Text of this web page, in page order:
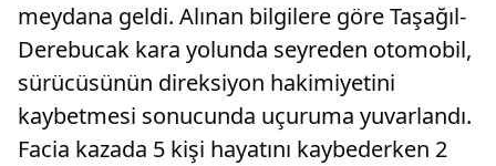
meydana geldi. Alınan bilgilere göre Taşağıl-
Derebucak kara yolunda seyreden otomobil,
sürücüsünün direksiyon hakimiyetini
kaybetmesi sonucunda uçuruma yuvarlandı.
Facia kazada 5 kişi hayatını kaybederken 2